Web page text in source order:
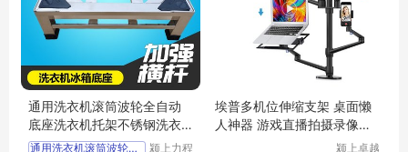
通用洗衣机滚筒波轮全自动
底座洗衣机托架不锈钢洗衣
机架冰箱支架
通用洗衣机滚筒波轮全自动
颍上力程
埃普多机位伸缩支架 桌面懒
人神器 游戏直播拍摄录像云
颍上卓越